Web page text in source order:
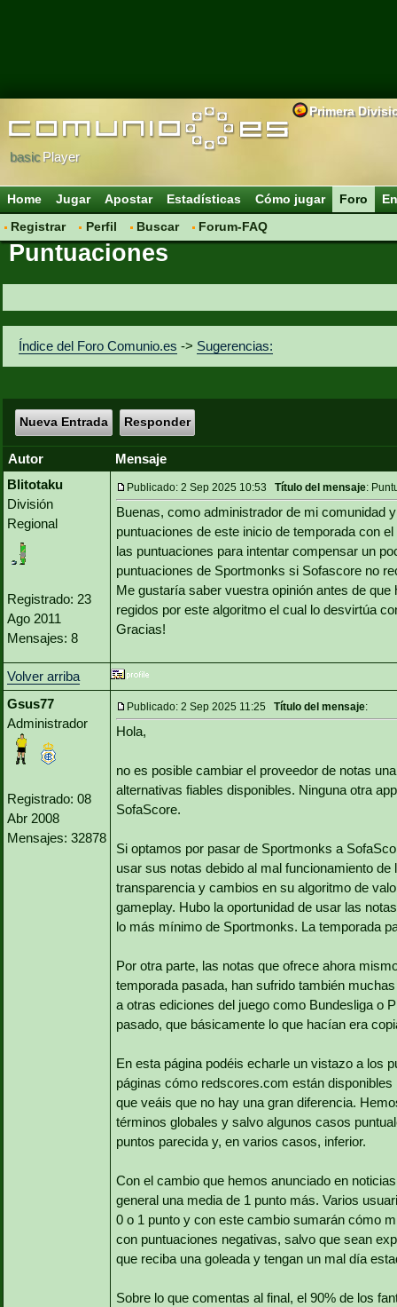
Primera
basicPlayer
Home Jugar Apostar Estadísticas Cómo jugar
Foro
Registrar
Perfil Buscar Forum-FAQ
Puntuaciones
Índice del Foro Comunio.es -> Sugerencias:
Nueva Entrada Responder
Autor
Mensaje
Blitotaku
División
Regional
Registrado: 23
Ago 2011
Mensajes: 8
Publicado: 2 Sep 2025 10:53 Título del mensaje:
Buenas, como administrador de mi comunidad
puntuaciones de este inicio de temporada con
las puntuaciones para intentar compensar un
puntuaciones de Sportmonks si Sofascore no
Me gustaría saber vuestra opinión antes de
regidos por este algoritmo el cual lo desvirtúa
Gracias!
Volver arriba
Gsus77
Administrador
Registrado: 08
Abr 2008
Mensajes: 32878
Publicado: 2 Sep 2025 11:25 Título del mensaje:
Hola,
no es posible cambiar el proveedor de notas
alternativas fiables disponibles. Ninguna otra
SofaScore.
Si optamos por pasar de Sportmonks a
usar sus notas debido al mal funcionamiento
transparencia y cambios en su algoritmo de
gameplay. Hubo la oportunidad de usar las
lo más mínimo de Sportmonks. La temporada
Por otra parte, las notas que ofrece ahora
temporada pasada, han sufrido también
a otras ediciones del juego como Bundesliga o
pasado, que básicamente lo que hacían era
En esta página podéis echarle un vistazo a los
páginas cómo redscores.com están
que veáis que no hay una gran diferencia.
términos globales y salvo algunos casos
puntos parecida y, en varios casos, inferior.
Con el cambio que hemos anunciado en
general una media de 1 punto más. Varios
0 o 1 punto y con este cambio sumarán cómo
con puntuaciones negativas, salvo que sean
que reciba una goleada y tengan un mal día
Sobre lo que comentas al final, el 90% de los